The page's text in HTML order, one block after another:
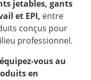
jetables, gants
et EPI, entre
conçus pour
professionnel.
vous au
en